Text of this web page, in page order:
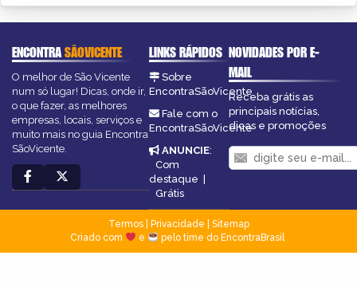
ENCONTRASÃOVICENTE
O melhor de São Vicente
num só lugar! Dicas, onde ir,
o que fazer, as melhores
empresas, locais, serviços e
muito mais no guia Encontra
SãoVicente.
LINKS RÁPIDOS
Sobre
EncontraSãoVicente
Fale com o
EncontraSãoVicente
ANUNCIE:
Com
destaque |
Grátis
NOVIDADES POR E-
MAIL
Receba grátis as
principais notícias,
dicas e promoções
Termos| Privacidade
Sitemap
Criado com
e pelo time do EncontraBrasil